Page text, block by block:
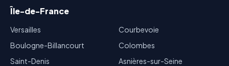
Île-de-France
Versailles
Boulogne-Billancourt
Saint-Denis
Courbevoie
Colombes
Asnières-sur-Seine